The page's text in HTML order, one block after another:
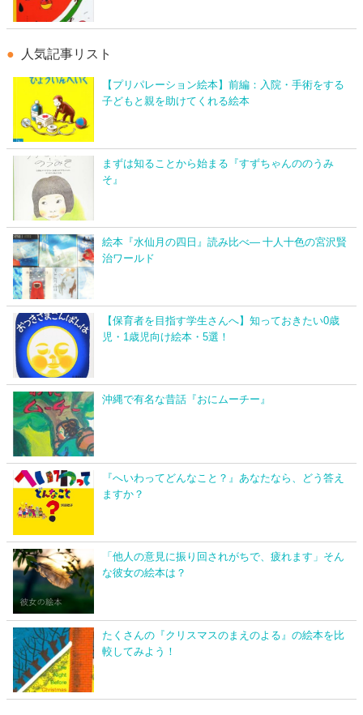
人気記事リスト
【プリパレーション絵本】前編：入院・手術をする
子どもと親を助けてくれる絵本
まずは知ることから始まる『すずちゃんののうみ
そ』
絵本『水仙月の四日』読み比べ― 十人十色の宮沢賢
治ワールド
【保育者を目指す学生さんへ】知っておきたい0歳
児・1歳児向け絵本・5選！
沖縄で有名な昔話『おにムーチー』
『へいわってどんなこと？』あなたなら、どう答え
ますか？
「他人の意見に振り回されがちで、疲れます」そん
な彼女の絵本は？
たくさんの『クリスマスのまえのよる』の絵本を比
較してみよう！